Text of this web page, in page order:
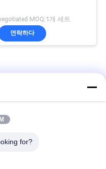
MOQ:1개 세트
연락하다
들
for?